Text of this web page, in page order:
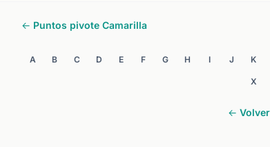
← Puntos pivote Camarilla
A B C D E F G H I J K
X
←